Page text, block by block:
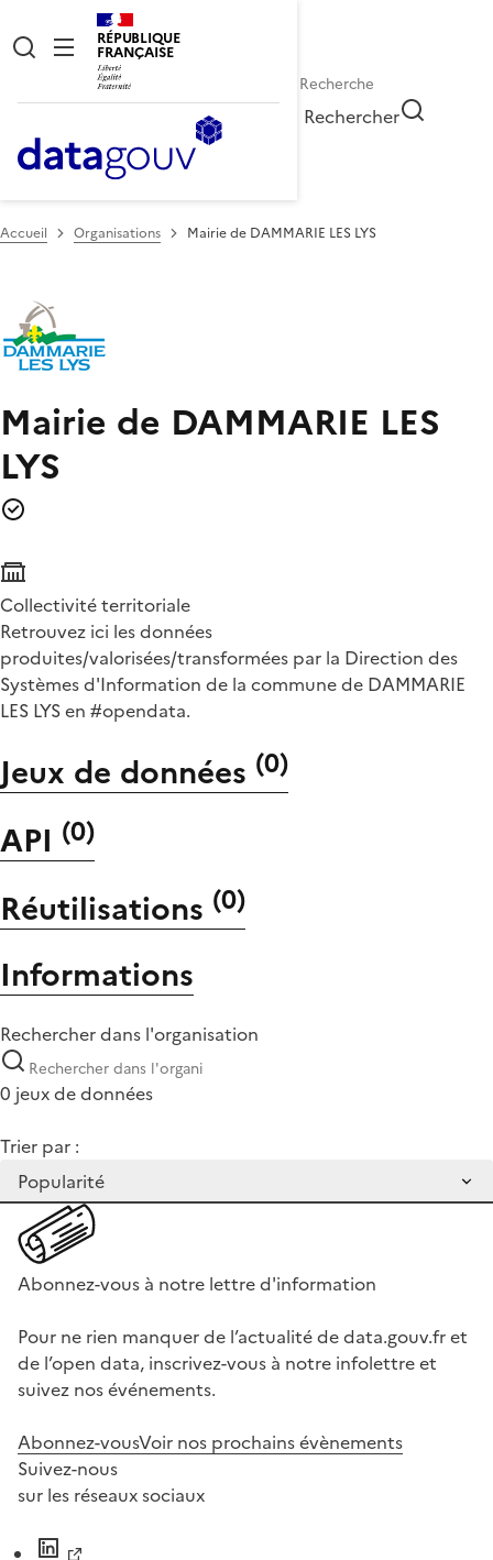
RÉPUBLIQUE
FRANÇAISE
Rechercher
Accueil Organisations Mairie de DAMMARIE LES LYS
Mairie de DAMMARIE LES
LYS
Collectivité territoriale
Retrouvez ici les données
produites/valorisées/transformées par la Direction des
Systèmes d'Information de la commune de DAMMARIE
LES LYS en #opendata.
Jeux de données (0)
API (0)
Réutilisations (0)
Informations
Rechercher dans l'organisation
0 jeux de données
Trier par :
Abonnez-vous à notre lettre d'information
Pour ne rien manquer de l’actualité de data.gouv.fr et
de l’open data, inscrivez-vous à notre infolettre et
suivez nos événements.
Abonnez-vousVoir nos prochains évènements
Suivez-nous
sur les réseaux sociaux